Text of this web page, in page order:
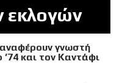
εκλογών
γνωστή
’74 και τον Καντάφι